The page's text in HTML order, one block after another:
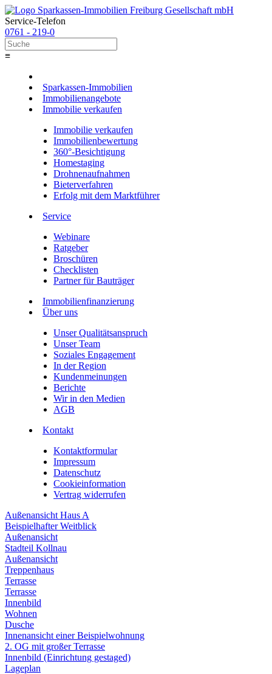
Service-Telefon
0761 - 219-0
≡
Sparkassen-Immobilien
Immobilienangebote
Immobilie verkaufen
Immobilie verkaufen
Immobilienbewertung
360°-Besichtigung
Homestaging
Drohnenaufnahmen
Bieterverfahren
Erfolg mit dem Marktführer
Service
Webinare
Ratgeber
Broschüren
Checklisten
Partner für Bauträger
Immobilienfinanzierung
Über uns
Unser Qualitätsanspruch
Unser Team
Soziales Engagement
In der Region
Kundenmeinungen
Berichte
Wir in den Medien
AGB
Kontakt
Kontaktformular
Impressum
Datenschutz
Cookieinformation
Vertrag widerrufen
Außenansicht Haus A
Beispielhafter Weitblick
Außenansicht
Stadteil Kollnau
Außenansicht
Treppenhaus
Terrasse
Terrasse
Innenbild
Wohnen
Dusche
Innenansicht einer Beispielwohnung
2. OG mit großer Terrasse
Innenbild (Einrichtung gestaged)
Lageplan